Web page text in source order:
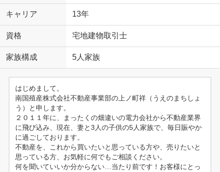
キャリア 13年
資格 宅地建物取引士
家族構成 5人家族
はじめまして。
南国殖産株式会社不動産事業部の上ノ町祥（うえのまちしょ
う）と申します。
２０１１年に、まったくの畑違いの電力会社から不動産業界
に飛び込み、現在、妻と3人の子供の5人家族で、毎日賑やか
に過ごしております。
不動産を、これから買いたいと思っている方や、売りたいと
思っている方、お気軽に何でもご相談ください。
何を聞いていいか分からない…当たり前です！お客様にとっ